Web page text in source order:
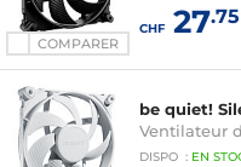
COMPARER
CHF27.75
be quiet!
Ventilateur
DISPO : EN